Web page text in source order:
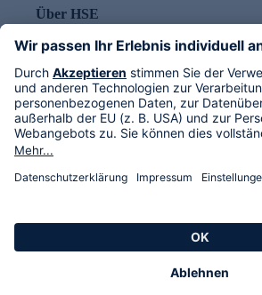
Über HSE
Im TV
HSE International